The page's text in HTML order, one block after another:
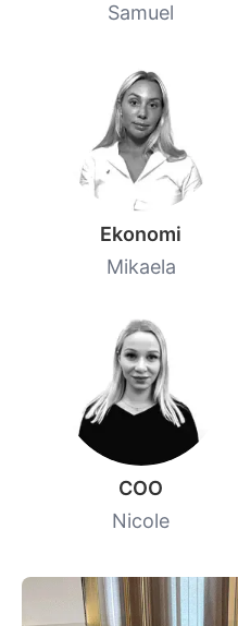
Samuel
Ekonomi
Mikaela
COO
Nicole